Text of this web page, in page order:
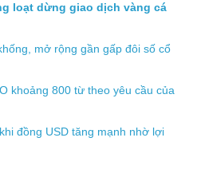
loạt dừng giao dịch vàng cá
mở rộng gần gấp đôi số cổ
khoảng 800 từ theo yêu cầu của
đồng USD tăng mạnh nhờ lợi